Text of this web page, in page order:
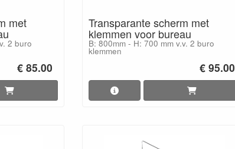
met
2 buro
€ 85.00
Transparante scherm met
klemmen voor bureau
B: 800mm - H: 700 mm v.v. 2 buro
klemmen
€ 95.00